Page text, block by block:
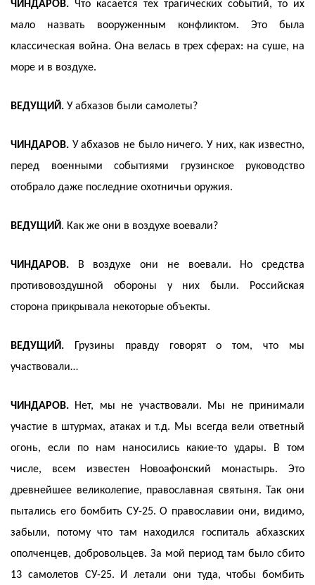
ЧИНДАРОВ. Что касается тех трагических событий, то их
мало назвать вооруженным конфликтом. Это была
классическая война. Она велась в трех сферах: на суше, на
море и в воздухе.
ВЕДУЩИЙ. У абхазов были самолеты?
ЧИНДАРОВ. У абхазов не было ничего. У них, как известно,
перед военными событиями грузинское руководство
отобрало даже последние охотничьи оружия.
ВЕДУЩИЙ. Как же они в воздухе воевали?
ЧИНДАРОВ. В воздухе они не воевали. Но средства
противовоздушной обороны у них были. Российская
сторона прикрывала некоторые объекты.
ВЕДУЩИЙ. Грузины правду говорят о том, что мы
участвовали…
ЧИНДАРОВ. Нет, мы не участвовали. Мы не принимали
участие в штурмах, атаках и т.д. Мы всегда вели ответный
огонь, если по нам наносились какие-то удары. В том
числе, всем известен Новоафонский монастырь. Это
древнейшее великолепие, православная святыня. Так они
пытались его бомбить СУ-25. О православии они, видимо,
забыли, потому что там находился госпиталь абхазских
ополченцев, добровольцев. За мой период там было сбито
13 самолетов СУ-25. И летали они туда, чтобы бомбить